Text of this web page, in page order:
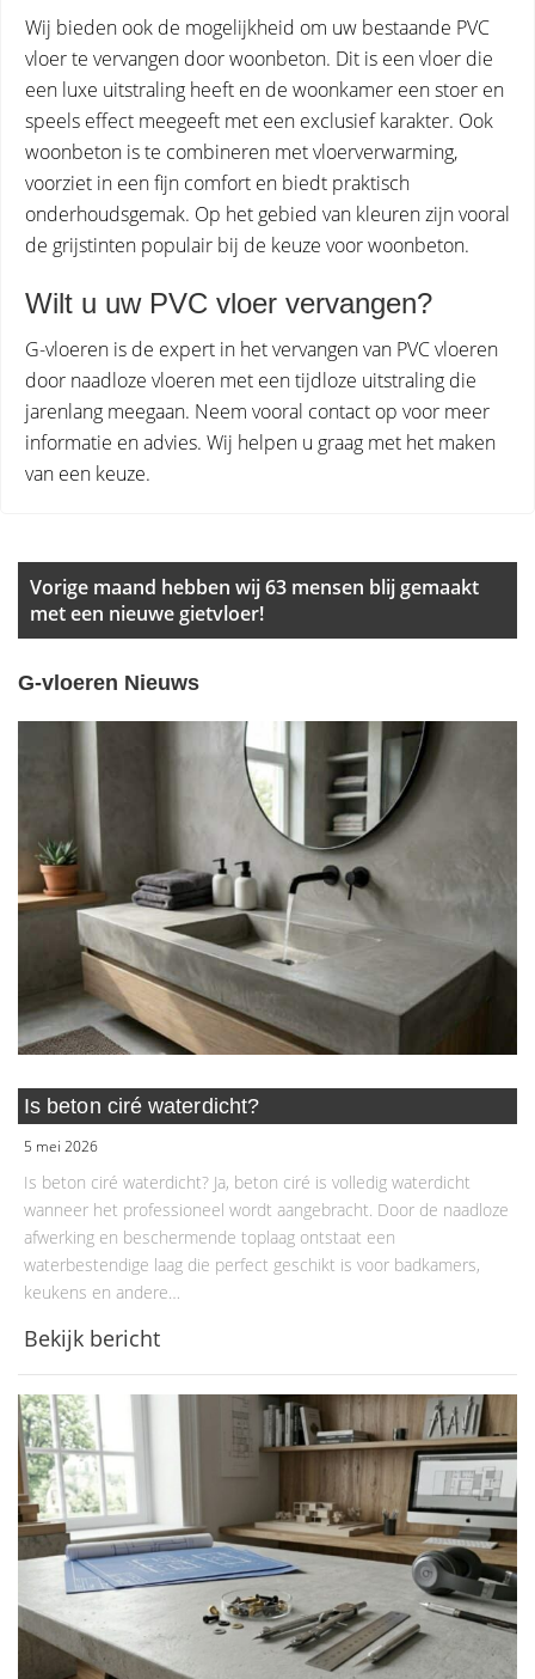
Wij bieden ook de mogelijkheid om uw bestaande PVC
vloer te vervangen door woonbeton. Dit is een vloer die
een luxe uitstraling heeft en de woonkamer een stoer en
speels effect meegeeft met een exclusief karakter. Ook
woonbeton is te combineren met vloerverwarming,
voorziet in een fijn comfort en biedt praktisch
onderhoudsgemak. Op het gebied van kleuren zijn vooral
de grijstinten populair bij de keuze voor woonbeton.
Wilt u uw PVC vloer vervangen?
G-vloeren is de expert in het vervangen van PVC vloeren
door naadloze vloeren met een tijdloze uitstraling die
jarenlang meegaan. Neem vooral contact op voor meer
informatie en advies. Wij helpen u graag met het maken
van een keuze.
Vorige maand hebben wij 63 mensen blij gemaakt
met een nieuwe gietvloer!
G-vloeren Nieuws
Is beton ciré waterdicht?
5 mei 2026
Is beton ciré waterdicht? Ja, beton ciré is volledig waterdicht
wanneer het professioneel wordt aangebracht. Door de naadloze
afwerking en beschermende toplaag ontstaat een
waterbestendige laag die perfect geschikt is voor badkamers,
keukens en andere…
Bekijk bericht